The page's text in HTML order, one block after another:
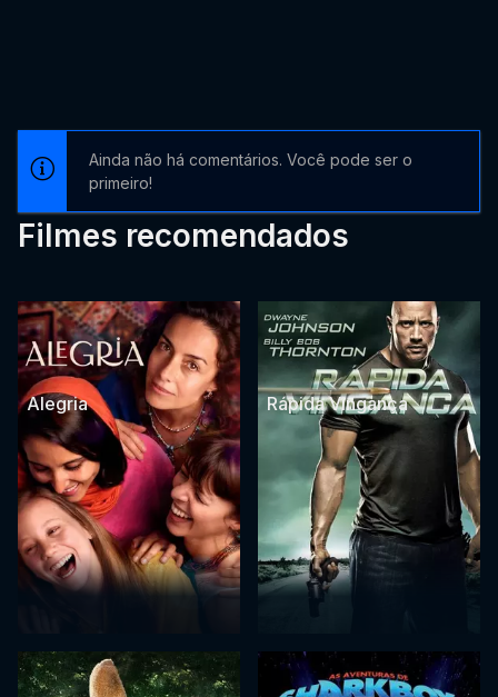
Ainda não há comentários. Você pode ser o
primeiro!
Filmes recomendados
Alegria Rápida Vingança